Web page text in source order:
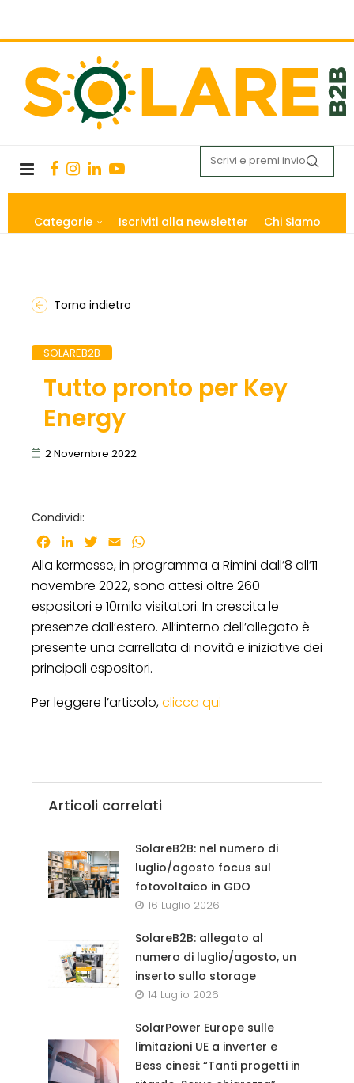
Categorie Iscriviti alla newsletter Chi Siamo
Torna indietro
SOLAREB2B
Tutto pronto per Key
Energy
2 Novembre 2022
Condividi:
Facebook
LinkedInTwitter
Email
Alla kermesse, in programma a Rimini dall’8 all’11
novembre 2022, sono attesi oltre 260
espositori e 10mila visitatori. In crescita le
presenze dall’estero. All’interno dell’allegato è
presente una carrellata di novità e iniziative dei
principali espositori.
Per leggere l’articolo,clicca qui
Articoli correlati
SolareB2B: nel numero di
luglio/agosto focus sul
fotovoltaico in GDO
16 Luglio 2026
SolareB2B: allegato al
numero di luglio/agosto, un
inserto sullo storage
14 Luglio 2026
SolarPower Europe sulle
limitazioni UE a inverter e
Bess cinesi: “Tanti progetti in